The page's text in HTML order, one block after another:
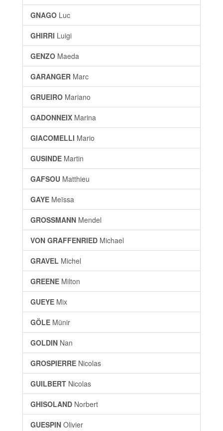
GNAGO Luc
GHIRRI Luigi
GENZO Maeda
GARANGER Marc
GRUEIRO Mariano
GADONNEIX Marina
GIACOMELLI Mario
GUSINDE Martin
GAFSOU Matthieu
GAYE Meïssa
GROSSMANN Mendel
VON GRAFFENRIED Michael
GRAVEL Michel
GREENE Milton
GUEYE Mix
GÖLE Münir
GOLDIN Nan
GROSPIERRE Nicolas
GUILBERT Nicolas
GHISOLAND Norbert
GUESPIN Olivier